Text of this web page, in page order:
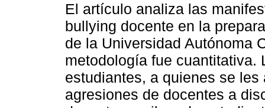
El artículo analiza las
bullying docente en la
de la Universidad Autónoma
metodología fue cuantitativa.
estudiantes, a quienes se
agresiones de docentes a